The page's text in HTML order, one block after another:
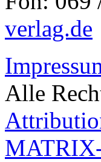
verlag.de
Alle